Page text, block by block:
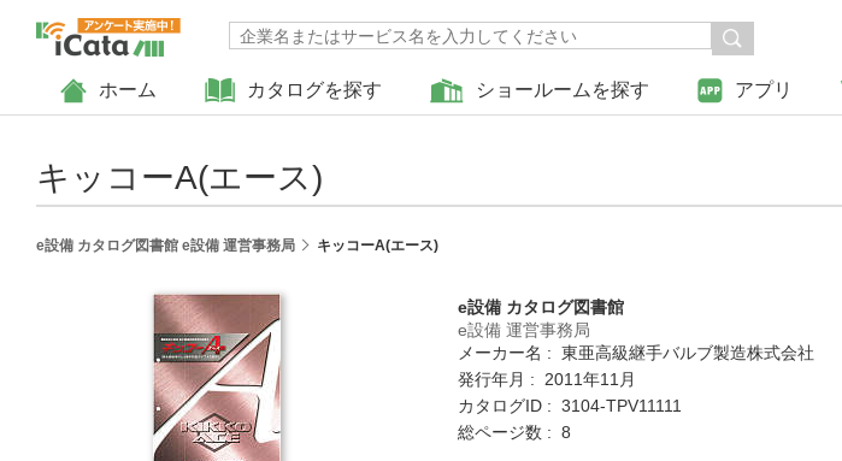
ホーム カタログを探す ショールームを探す アプリ
キッコーA(エース)
e設備 カタログ図書館 e設備 運営事務局 キッコーA(エース)
e設備 カタログ図書館
e設備 運営事務局
メーカー名 : 東亜高級継手バルブ製造株式会社
発行年月 : 2011年11月
カタログID : 3104-TPV11111
総ページ数 : 8